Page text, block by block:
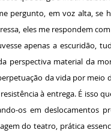
pergunto, em voz alta, se
eles me respondem
apenas a escuridão,
perspectiva material da
da vida por
à entrega. É isso
os em deslocamentos
do teatro, prática